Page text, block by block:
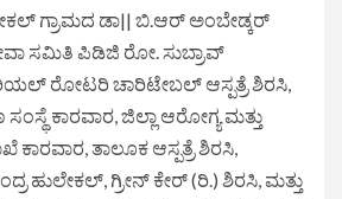
ಗ್ರಾಮದ ಡಾ|| ಬಿ.ಆರ್ ಅಂಬೇಡ್ಕರ್
ಸಮಿತಿ ಪಿಡಿಜಿ ರೋ. ಸುಬ್ರಾವ್
ರೋಟರಿ ಚಾರಿಟೇಬಲ್ ಆಸ್ಪತ್ರೆ ಶಿರಸಿ,
ಕಾರವಾರ, ಜಿಲ್ಲಾ ಆರೋಗ್ಯ ಮತ್ತು
ಕಾರವಾರ, ತಾಲೂಕ ಆಸ್ಪತ್ರೆ ಶಿರಸಿ,
ಹುಲೇಕಲ್, ಗ್ರೀನ್ ಕೇರ್ (ರಿ.) ಶಿರಸಿ, ಮತ್ತು